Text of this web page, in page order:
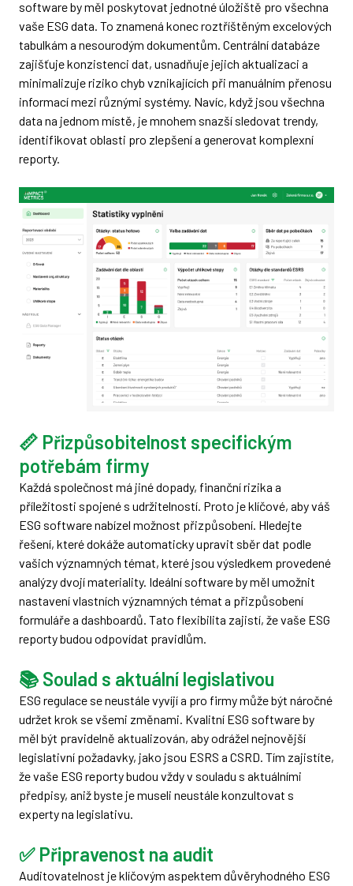
software by měl poskytovat jednotné úložiště pro všechna
vaše ESG data. To znamená konec roztříštěným excelových
tabulkám a nesourodým dokumentům. Centrální databáze
zajišťuje konzistenci dat, usnadňuje jejich aktualizaci a
minimalizuje riziko chyb vznikajících při manuálním přenosu
informací mezi různými systémy. Navíc, když jsou všechna
data na jednom místě, je mnohem snazší sledovat trendy,
identifikovat oblasti pro zlepšení a generovat komplexní
reporty.
📏 Přizpůsobitelnost specifickým
potřebám firmy
Každá společnost má jiné dopady, finanční rizika a
příležitosti spojené s udržitelností. Proto je klíčové, aby váš
ESG software nabízel možnost přizpůsobení. Hledejte
řešení, které dokáže automaticky upravit sběr dat podle
vašich významných témat, které jsou výsledkem provedené
analýzy dvojí materiality. Ideální software by měl umožnit
nastavení vlastních významných témat a přizpůsobení
formuláře a dashboardů. Tato flexibilita zajistí, že vaše ESG
reporty budou odpovídat pravidlům.
📚 Soulad s aktuální legislativou
ESG regulace se neustále vyvíjí a pro firmy může být náročné
udržet krok se všemi změnami. Kvalitní ESG software by
měl být pravidelně aktualizován, aby odrážel nejnovější
legislativní požadavky, jako jsou ESRS a CSRD. Tím zajistíte,
že vaše ESG reporty budou vždy v souladu s aktuálními
předpisy, aniž byste je museli neustále konzultovat s
experty na legislativu.
✅ Připravenost na audit
Auditovatelnost je klíčovým aspektem důvěryhodného ESG